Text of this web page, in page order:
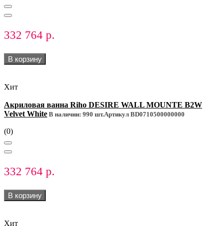
332 764 р.
В корзину
Хит
Акриловая ванна Riho DESIRE WALL MOUNTE B2W
Velvet White В наличии: 990 шт.Артикул BD0710500000000
(0)
332 764 р.
В корзину
Хит